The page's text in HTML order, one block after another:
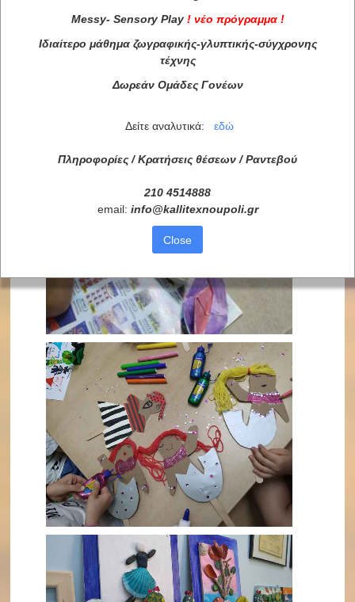
Messy- Sensory Play ! νέο πρόγραμμα !
Ιδιαίτερο μάθημα ζωγραφικής-γλυπτικής-σύγχρονης
τέχνης
Δωρεάν Ομάδες Γονέων
Δείτε αναλυτικά: εδώ
Πληροφορίες / Κρατήσεις θέσεων / Ραντεβού
210 4514888
email: info@kallitexnoupoli.gr
Close